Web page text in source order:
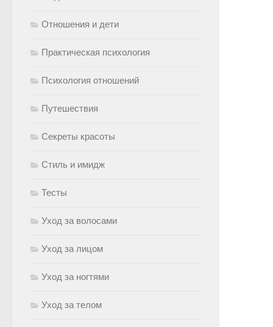
Отношения и дети
Практическая психология
Психология отношений
Путешествия
Секреты красоты
Стиль и имидж
Тесты
Уход за волосами
Уход за лицом
Уход за ногтями
Уход за телом